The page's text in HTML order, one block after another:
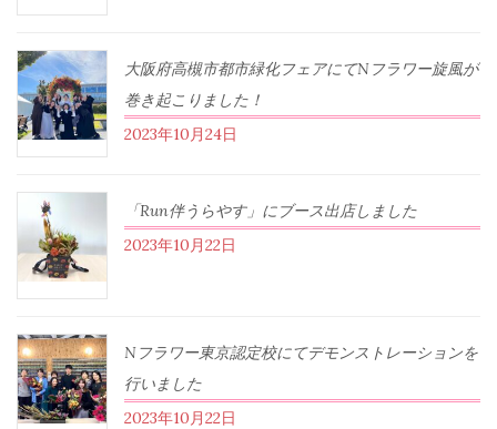
大阪府高槻市都市緑化フェアにてNフラワー旋風が
巻き起こりました！
2023年10月24日
「Run伴うらやす」にブース出店しました
2023年10月22日
Nフラワー東京認定校にてデモンストレーションを
行いました
2023年10月22日